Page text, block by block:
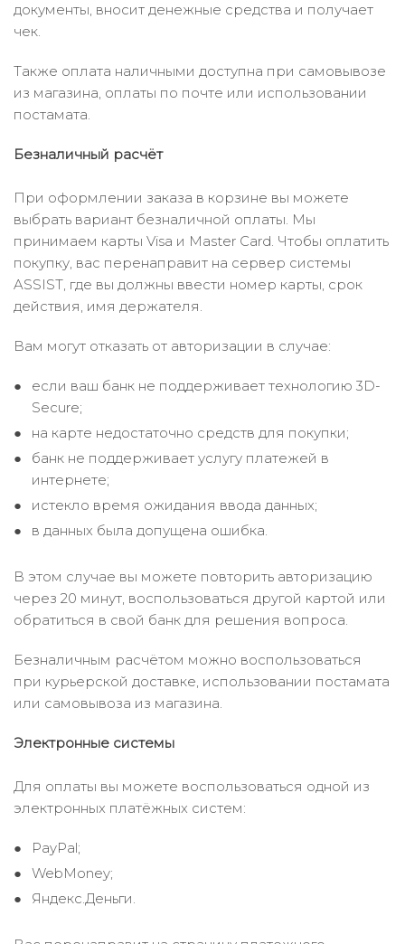
документы, вносит денежные средства и получает
чек.
Также оплата наличными доступна при самовывозе
из магазина, оплаты по почте или использовании
постамата.
Безналичный расчёт
При оформлении заказа в корзине вы можете
выбрать вариант безналичной оплаты. Мы
принимаем карты Visa и Master Card. Чтобы оплатить
покупку, вас перенаправит на сервер системы
ASSIST, где вы должны ввести номер карты, срок
действия, имя держателя.
Вам могут отказать от авторизации в случае:
если ваш банк не поддерживает технологию 3D-
Secure;
на карте недостаточно средств для покупки;
банк не поддерживает услугу платежей в
интернете;
истекло время ожидания ввода данных;
в данных была допущена ошибка.
В этом случае вы можете повторить авторизацию
через 20 минут, воспользоваться другой картой или
обратиться в свой банк для решения вопроса.
Безналичным расчётом можно воспользоваться
при курьерской доставке, использовании постамата
или самовывоза из магазина.
Электронные системы
Для оплаты вы можете воспользоваться одной из
электронных платёжных систем:
PayPal;
WebMoney;
Яндекс.Деньги.